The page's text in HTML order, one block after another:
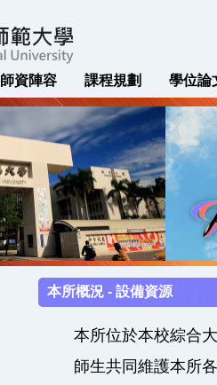
師資陣容 課程規劃 學位論
本所概況 - 設備資源
本所位於本校綜合大
師生共同維護本所各